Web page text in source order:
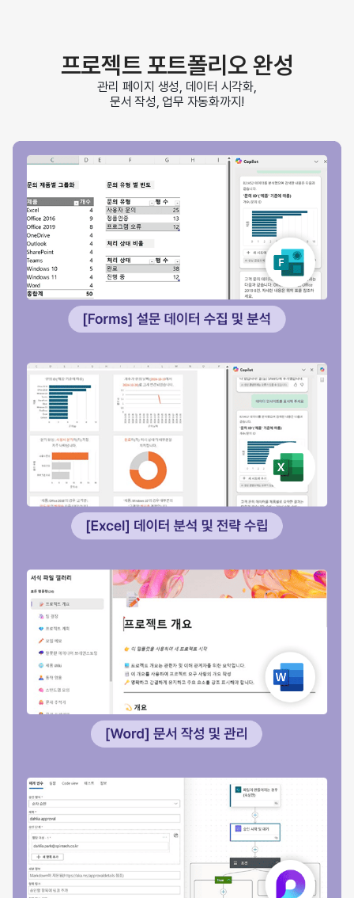
프로젝트 포트폴리오 완성
관리 페이지 생성, 데이터 시각화,
문서 작성, 업무 자동화까지!